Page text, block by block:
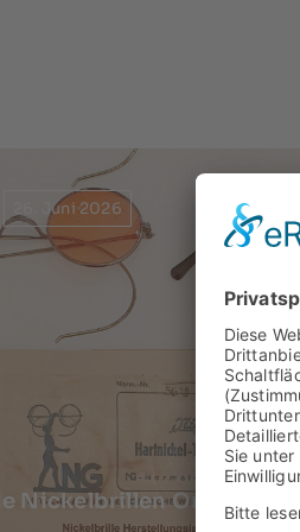
26. Juni 2026
Nickelbrillen Original